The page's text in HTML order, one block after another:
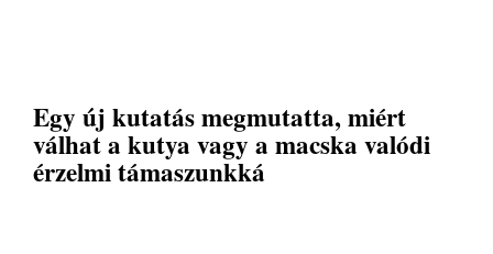
Egy új kutatás megmutatta, miért
válhat a kutya vagy a macska valódi
érzelmi támaszunkká